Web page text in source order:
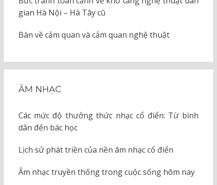
gian Hà Nội – Hà Tây cũ
Bàn về cảm quan và cảm quan nghệ thuật
ÂM NHẠC
Các mức độ thưởng thức nhạc cổ điển: Từ bình
dân đến bác học
Lịch sử phát triền của nền âm nhạc cổ điển
Âm nhạc truyền thống trong cuộc sống hôm nay